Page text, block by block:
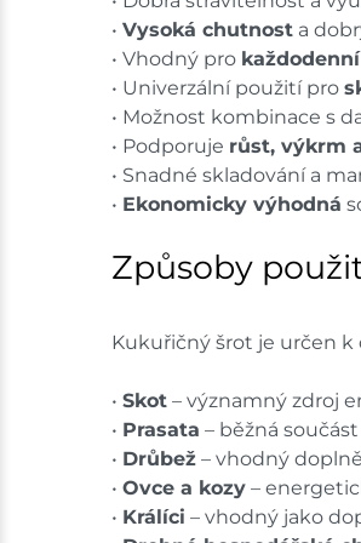
• Vysoká chutnost a
• Vhodný pro
• Univerzální použití pro
• Možnost kombinace s
• Podporuje růst, výkrm
• Snadné skladování a
• Ekonomicky výhodná
Způsoby
Kukuřičný šrot je určen
• Skot – významný zdroj
• Prasata – běžná
• Drůbež – vhodný
• Ovce a kozy –
• Králíci – vhodný jako